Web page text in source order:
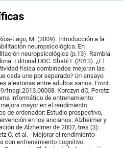
Lago, M. (2009). Introducción a la
neuropsicológica. En
neuropsicológica (p.13). Rambla
Editorial UOC. Shatil E (2013). ¿El
física combinados mejoran las
cada uno por separado? Un ensayo
aleatorias entre adultos sanos. Front.
fnagi.2013.00008. Korczyn dC, Peretz
informático de entrenamiento
mayor en el rendimiento
de ordenador: Estudio prospectivo,
en los ancianos. Alzheimer y
de Alzheimer de 2007, tres (3):
C, et al. - Mejorar el rendimiento
con entrenamiento cognitivo